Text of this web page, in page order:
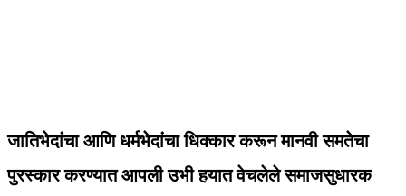
जातिभेदांचा आणि धर्मभेदांचा धिक्कार करून मानवी समतेचा
पुरस्कार करण्यात आपली उभी हयात वेचलेले समाजसुधारक